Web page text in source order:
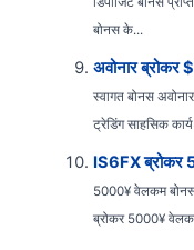
बोनस के...
अवोनार ब्रोकर
स्वागत बोनस
ट्रेडिंग साहसिक
IS6FX ब्रोकर
5000¥ वेलकम
ब्रोकर 5000¥